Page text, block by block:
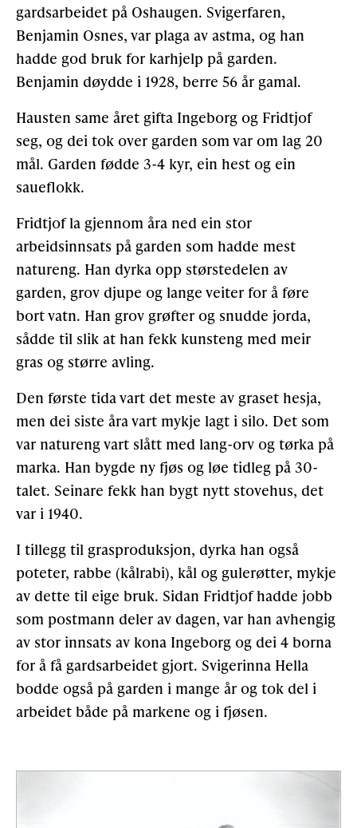
gardsarbeidet på Oshaugen. Svigerfaren,
Benjamin Osnes, var plaga av astma, og han
hadde god bruk for karhjelp på garden.
Benjamin døydde i 1928, berre 56 år gamal.
Hausten same året gifta Ingeborg og Fridtjof
seg, og dei tok over garden som var om lag 20
mål. Garden fødde 3-4 kyr, ein hest og ein
saueflokk.
Fridtjof la gjennom åra ned ein stor
arbeidsinnsats på garden som hadde mest
natureng. Han dyrka opp størstedelen av
garden, grov djupe og lange veiter for å føre
bort vatn. Han grov grøfter og snudde jorda,
sådde til slik at han fekk kunsteng med meir
gras og større avling.
Den første tida vart det meste av graset hesja,
men dei siste åra vart mykje lagt i silo. Det som
var natureng vart slått med lang-orv og tørka på
marka. Han bygde ny fjøs og løe tidleg på 30-
talet. Seinare fekk han bygt nytt stovehus, det
var i 1940.
I tillegg til grasproduksjon, dyrka han også
poteter, rabbe (kålrabi), kål og gulerøtter, mykje
av dette til eige bruk. Sidan Fridtjof hadde jobb
som postmann deler av dagen, var han avhengig
av stor innsats av kona Ingeborg og dei 4 borna
for å få gardsarbeidet gjort. Svigerinna Hella
bodde også på garden i mange år og tok del i
arbeidet både på markene og i fjøsen.